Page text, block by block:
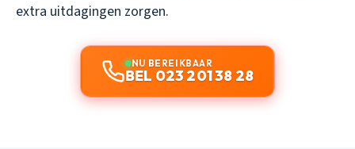
extra uitdagingen zorgen.
NU BEREIKBAAR
BEL 023 201 38 28